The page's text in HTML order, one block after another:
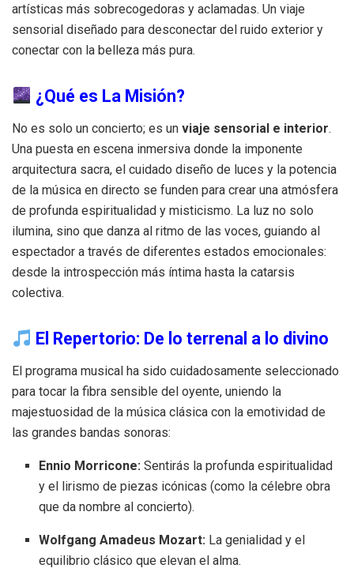
artísticas más sobrecogedoras y aclamadas. Un viaje
sensorial diseñado para desconectar del ruido exterior y
conectar con la belleza más pura.
¿Qué es La Misión?
No es solo un concierto; es un viaje sensorial e interior.
Una puesta en escena inmersiva donde la imponente
arquitectura sacra, el cuidado diseño de luces y la potencia
de la música en directo se funden para crear una atmósfera
de profunda espiritualidad y misticismo. La luz no solo
ilumina, sino que danza al ritmo de las voces, guiando al
espectador a través de diferentes estados emocionales:
desde la introspección más íntima hasta la catarsis
colectiva.
El Repertorio: De lo terrenal a lo divino
El programa musical ha sido cuidadosamente seleccionado
para tocar la fibra sensible del oyente, uniendo la
majestuosidad de la música clásica con la emotividad de
las grandes bandas sonoras:
Ennio Morricone: Sentirás la profunda espiritualidad
y el lirismo de piezas icónicas (como la célebre obra
que da nombre al concierto).
Wolfgang Amadeus Mozart: La genialidad y el
equilibrio clásico que elevan el alma.